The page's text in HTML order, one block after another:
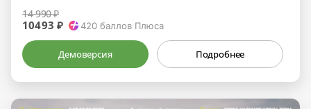
14 990 ₽
10493 ₽ 420 баллов Плюса
Демоверсия Подробнее